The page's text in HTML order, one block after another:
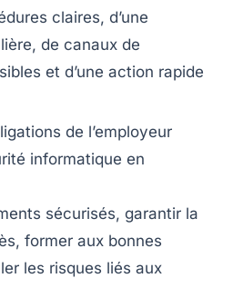
claires, d’une
de canaux de
et d’une action rapide
de l’employeur
informatique en
sécurisés, garantir la
former aux bonnes
les risques liés aux